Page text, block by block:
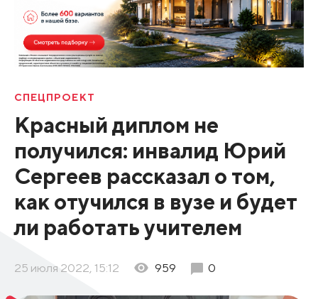
СПЕЦПРОЕКТ
Красный диплом не
получился: инвалид Юрий
Сергеев рассказал о том,
как отучился в вузе и будет
ли работать учителем
25 июля 2022, 15:12 959 0